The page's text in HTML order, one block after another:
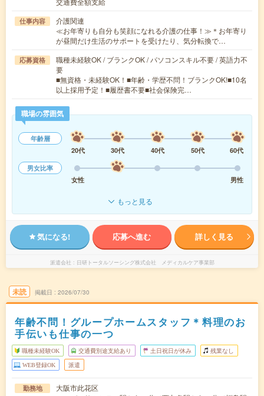
仕事内容
介護関連
≪お年寄りも自分も笑顔になれる介護の仕事！≫＊お年寄り
が昼間だけ生活のサポートを受けたり、気分転換で…
応募資格
職種未経験OK / ブランクOK / パソコンスキル不要 / 英語力不
要
■無資格・未経験OK！■年齢・学歴不問！ブランクOK!■10名
以上採用予定！■履歴書不要■社会保険完…
職場の雰囲気
年齢層
20代
30代 40代 50代
60代
男女比率
女性
男性
もっと見る
気になる! 応募へ進む 詳しく見る
派遣会社 日研トータルソーシング株式会社 メディカルケア事業部
未読 掲載日 2026/07/30
年齢不問！グループホームスタッフ＊料理のお
手伝いも仕事の一つ
職種未経験OK 交通費別途支給あり 土日祝日が休み 残業なし
WEB登録OK 派遣
勤務地
大阪市此花区